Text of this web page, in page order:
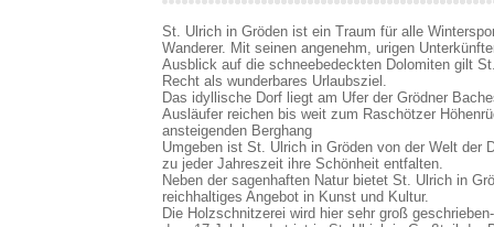
St. Ulrich in Gröden ist ein Traum für alle
Wanderer. Mit seinen angenehm, urigen
Ausblick auf die schneebedeckten Dolomiten gilt
Recht als wunderbares Urlaubsziel.
Das idyllische Dorf liegt am Ufer der Grödner
Ausläufer reichen bis weit zum Raschötzer
ansteigenden Berghang
Umgeben ist St. Ulrich in Gröden von der Welt der
zu jeder Jahreszeit ihre Schönheit entfalten.
Neben der sagenhaften Natur bietet St. Ulrich in
reichhaltiges Angebot in Kunst und Kultur.
Die Holzschnitzerei wird hier sehr groß